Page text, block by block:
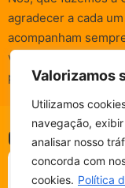
Valorizamos
Utilizamos
navegação,
analisar nosso
concorda com
cookies. Política
CAMPINA FM -
agradecer a cada
acompanham
vocês que as
promocionais e de
© Campina FM 1978
Privacidade
Desenvolvido pela